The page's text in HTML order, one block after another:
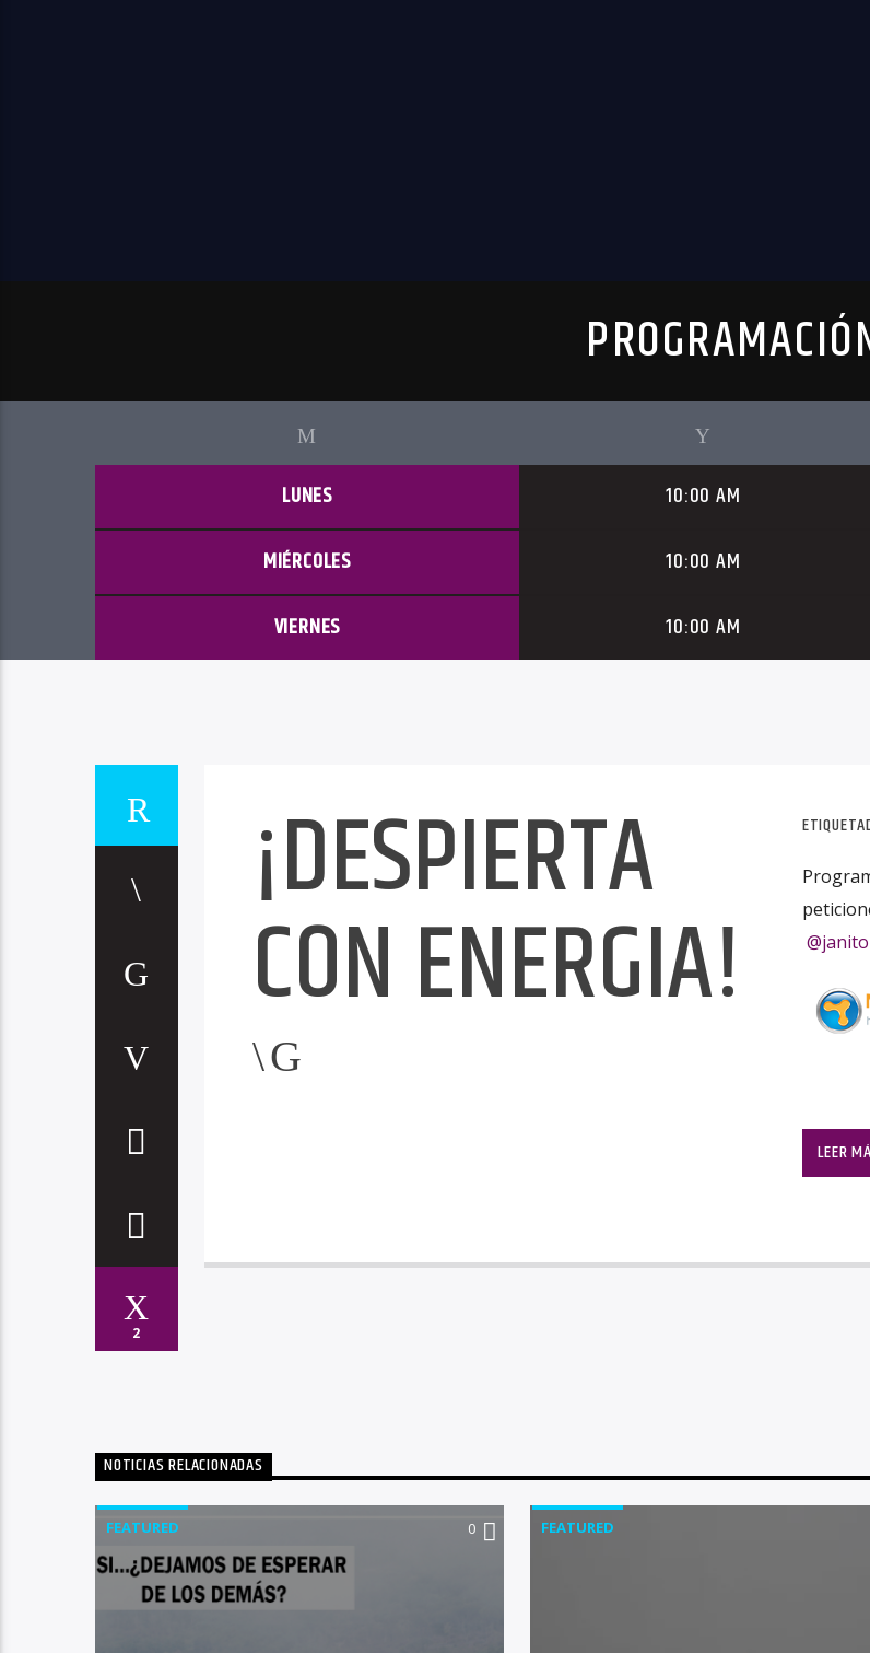
LUNES 10:00 AM
MIÉRCOLES 10:00 AM
VIERNES 10:00 AM
2
¡DESPIERTA
CON ENERGIA!
LEER
NOTICIAS RELACIONADAS
FEATURED 0 FEATURED